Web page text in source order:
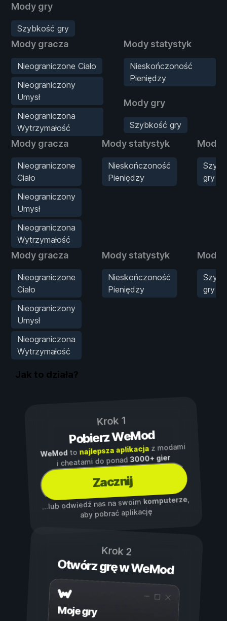
Mody gry
Szybkość gry
Mody gracza
Nieograniczone Ciało
Nieograniczony
Umysł
Nieograniczona
Wytrzymałość
Mody statystyk
Nieskończoność
Pieniędzy
Mody gry
Szybkość gry
Mody gracza
Nieograniczone
Ciało
Nieograniczony
Umysł
Nieograniczona
Wytrzymałość
Mody statystyk
Nieskończoność
Pieniędzy
Mody
gry
Mody gracza
Nieograniczone
Ciało
Nieograniczony
Umysł
Nieograniczona
Wytrzymałość
Mody statystyk
Nieskończoność
Pieniędzy
Mody
gry
Jak to działa?
Krok 1
Pobierz WeMod
WeModto najlepsza aplikacjaz modami
i cheatami do ponad3000+ gier
Zacznij
...lub odwiedź nas na swoim komputerze,
aby pobrać aplikację
Krok 2
Otwórz grę w WeMod
Moje gry